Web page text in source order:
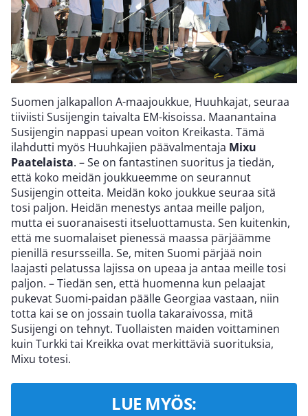
Suomen jalkapallon A-maajoukkue, Huuhkajat, seuraa
tiiviisti Susijengin taivalta EM-kisoissa. Maanantaina
Susijengin nappasi upean voiton Kreikasta. Tämä
ilahdutti myös Huuhkajien päävalmentaja Mixu
Paatelaista. – Se on fantastinen suoritus ja tiedän,
että koko meidän joukkueemme on seurannut
Susijengin otteita. Meidän koko joukkue seuraa sitä
tosi paljon. Heidän menestys antaa meille paljon,
mutta ei suoranaisesti itseluottamusta. Sen kuitenkin,
että me suomalaiset pienessä maassa pärjäämme
pienillä resursseilla. Se, miten Suomi pärjää noin
laajasti pelatussa lajissa on upeaa ja antaa meille tosi
paljon. – Tiedän sen, että huomenna kun pelaajat
pukevat Suomi-paidan päälle Georgiaa vastaan, niin
totta kai se on jossain tuolla takaraivossa, mitä
Susijengi on tehnyt. Tuollaisten maiden voittaminen
kuin Turkki tai Kreikka ovat merkittäviä suorituksia,
Mixu totesi.
LUE MYÖS: